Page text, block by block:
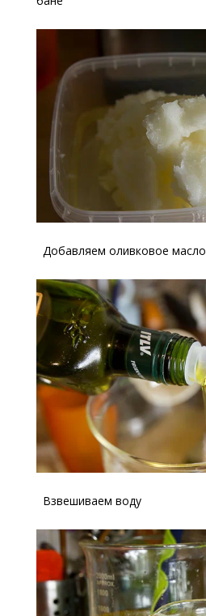
Добавляем оливковое масло
Взвешиваем воду